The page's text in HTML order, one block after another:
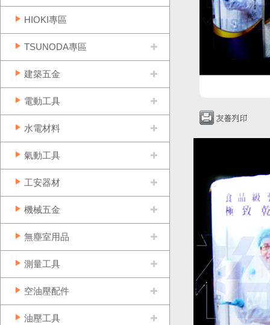
HIOKI專區
TSUNODA專區
建築五金
電動工具
水電材料
氣動工具
工安器材
機械五金
無塵室用品
測量工具
空油壓配件
油壓工具